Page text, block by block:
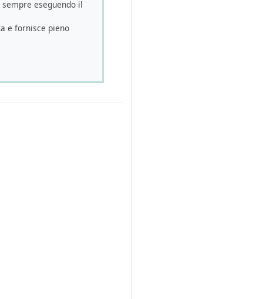
sempre eseguendo il
e fornisce pieno